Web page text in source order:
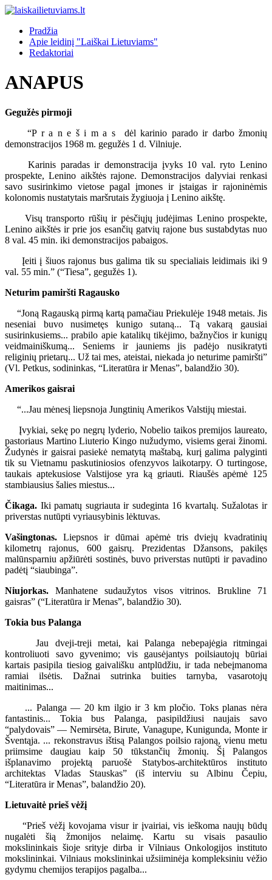
Pradžia
Apie leidinį "Laiškai Lietuviams"
Redaktoriai
ANAPUS
Gegužės pirmoji
“P r a n e š i m a s dėl karinio parado ir darbo žmonių
demonstracijos 1968 m. gegužės 1 d. Vilniuje.
Karinis paradas ir demonstracija įvyks 10 val. ryto Lenino
prospekte, Lenino aikštės rajone. Demonstracijos dalyviai renkasi
savo susirinkimo vietose pagal įmones ir įstaigas ir rajoninėmis
kolonomis nustatytais maršrutais žygiuoja į Lenino aikštę.
Visų transporto rūšių ir pėsčiųjų judėjimas Lenino prospekte,
Lenino aikštės ir prie jos esančių gatvių rajone bus sustabdytas nuo
8 val. 45 min. iki demonstracijos pabaigos.
Įeiti į šiuos rajonus bus galima tik su specialiais leidimais iki 9
val. 55 min.” (“Tiesa”, gegužės 1).
Neturim pamiršti Ragausko
“Joną Ragauską pirmą kartą pamačiau Priekulėje 1948 metais. Jis
neseniai buvo nusimetęs kunigo sutaną... Tą vakarą gausiai
susirinkusiems... prabilo apie katalikų tikėjimo, bažnyčios ir kunigų
veidmainiškumą... Seniems ir jauniems jis padėjo nusikratyti
religinių prietarų... Už tai mes, ateistai, niekada jo neturime pamiršti”
(Vl. Petkus, sodininkas, “Literatūra ir Menas”, balandžio 30).
Amerikos gaisrai
“...Jau mėnesį liepsnoja Jungtinių Amerikos Valstijų miestai.
Įvykiai, sekę po negrų lyderio, Nobelio taikos premijos laureato,
pastoriaus Martino Liuterio Kingo nužudymo, visiems gerai žinomi.
Žudynės ir gaisrai pasiekė nematytą maštabą, kurį galima palyginti
tik su Vietnamu paskutiniosios ofenzyvos laikotarpy. O turtingose,
taukais aptekusiose Valstijose yra ką griauti. Riaušės apėmė 125
stambiausius šalies miestus...
Čikaga. Iki pamatų sugriauta ir sudeginta 16 kvartalų. Sužalotas ir
priverstas nutūpti vyriausybinis lėktuvas.
Vašingtonas.Liepsnos ir dūmai apėmė tris dviejų kvadratinių
kilometrų rajonus, 600 gaisrų. Prezidentas Džansons, pakilęs
malūnsparniu apžiūrėti sostinės, buvo priverstas nutūpti ir pavadino
padėtį “siaubinga”.
Niujorkas. Manhatene sudaužytos visos vitrinos. Brukline 71
gaisras” (“Literatūra ir Menas”, balandžio 30).
Tokia bus Palanga
Jau dveji-treji metai, kai Palanga nebepajėgia ritmingai
kontroliuoti savo gyvenimo; vis gausėjantys poilsiautojų būriai
kartais pasipila tiesiog gaivališku antplūdžiu, ir tada nebeįmanoma
ramiai ilsėtis. Dažnai sutrinka buities tarnyba, vasarotojų
maitinimas...
... Palanga — 20 km ilgio ir 3 km pločio. Toks planas nėra
fantastinis... Tokia bus Palanga, pasipildžiusi naujais savo
“palydovais” — Nemirsėta, Birute, Vanagupe, Kunigunda, Monte ir
Šventąja. ... rekonstravus ištisą Palangos poilsio rajoną, vienu metu
priimsime daugiau kaip 50 tūkstančių žmonių. Šį Palangos
išplanavimo projektą paruošė Statybos-architektūros instituto
architektas Vladas Stauskas” (iš interviu su Albinu Čepiu,
“Literatūra ir Menas”, balandžio 20).
Lietuvaitė prieš vėžį
“Prieš vėžį kovojama visur ir įvairiai, vis ieškoma naujų būdų
nugalėti šią žmonijos nelaimę. Kartu su visais pasaulio
mokslininkais šioje srityje dirba ir Vilniaus Onkologijos instituto
mokslininkai. Vilniaus mokslininkai užsiiminėja kompleksiniu vėžio
gydymu chemijos terapijos pagalba...